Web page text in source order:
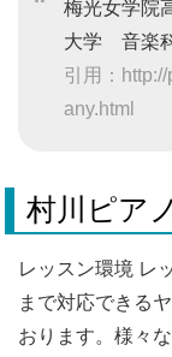
梅光女学院
大学 音楽
引用：
any.html
村川ピア
レッスン環境 レ
まで対応できる
おります。様々